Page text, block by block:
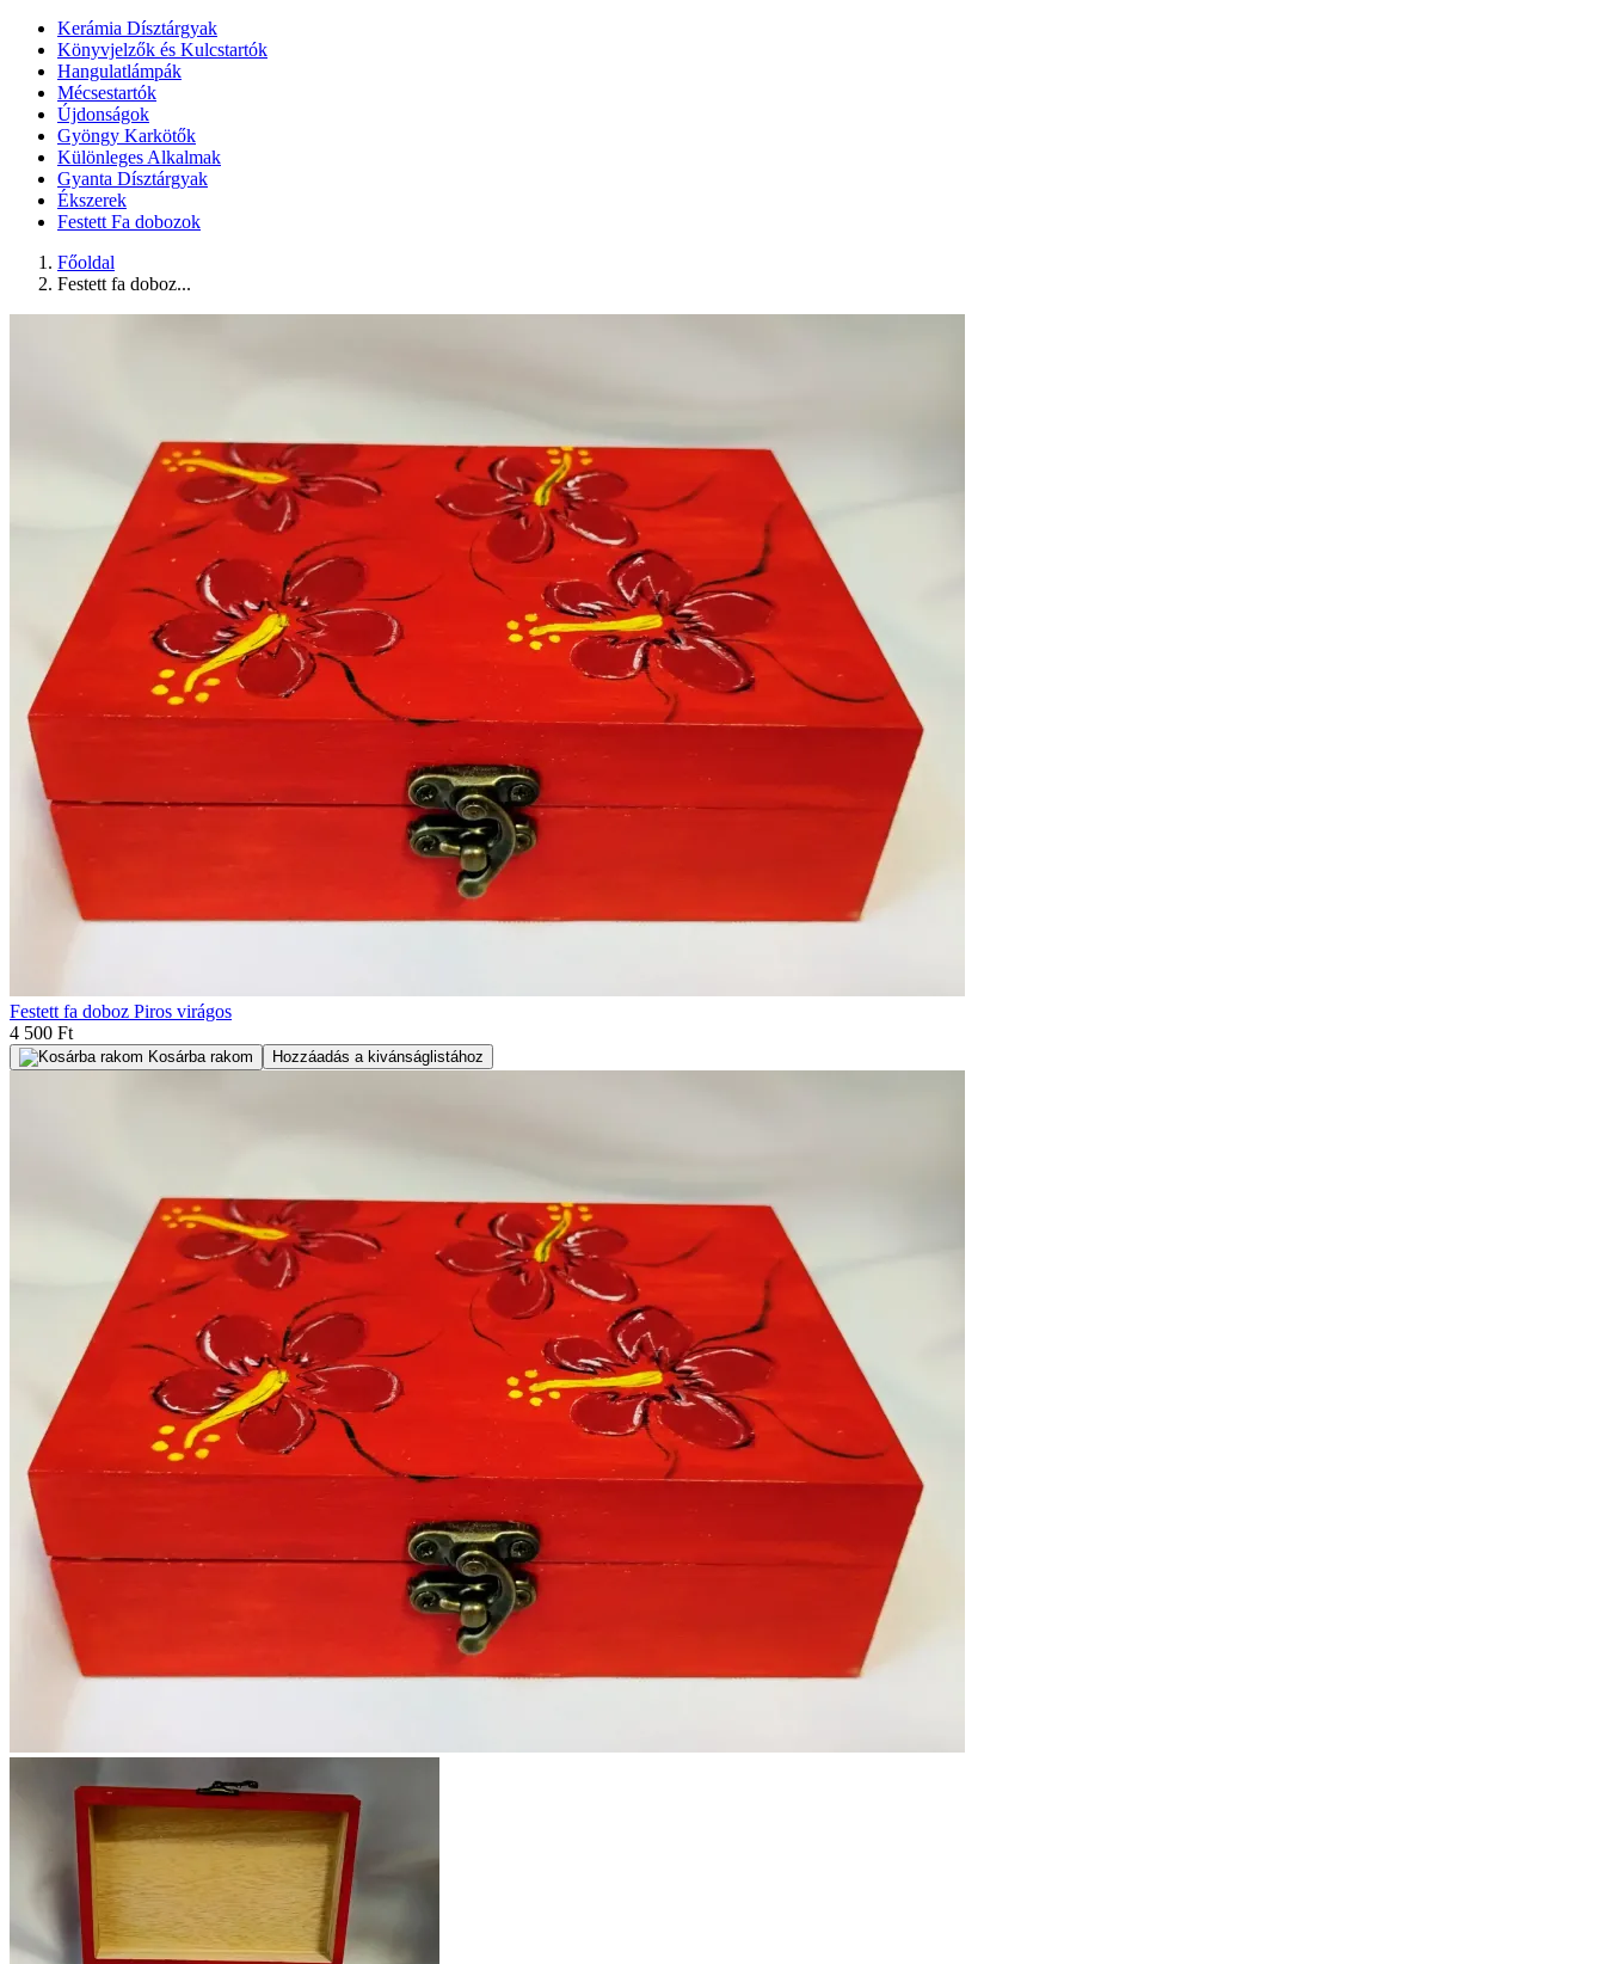
Kerámia Dísztárgyak
Könyvjelzők és Kulcstartók
Hangulatlámpák
Mécsestartók
Újdonságok
Gyöngy Karkötők
Különleges Alkalmak
Gyanta Dísztárgyak
Ékszerek
Festett Fa dobozok
Főoldal
Festett fa doboz...
Festett fa doboz Piros virágos
4 500 Ft
Kosárba rakom Hozzáadás a kivánságlistához